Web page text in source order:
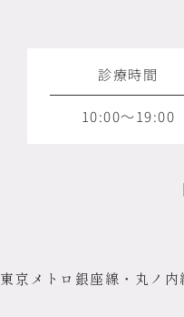
診療時間
10:00～19:00
東京メトロ銀座線・丸ノ内